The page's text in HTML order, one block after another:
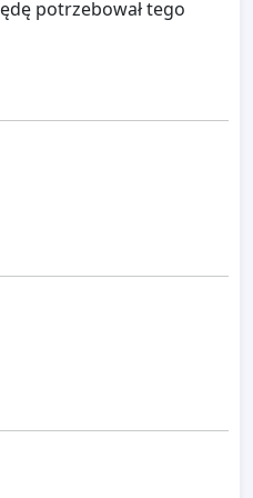
potrzebował tego